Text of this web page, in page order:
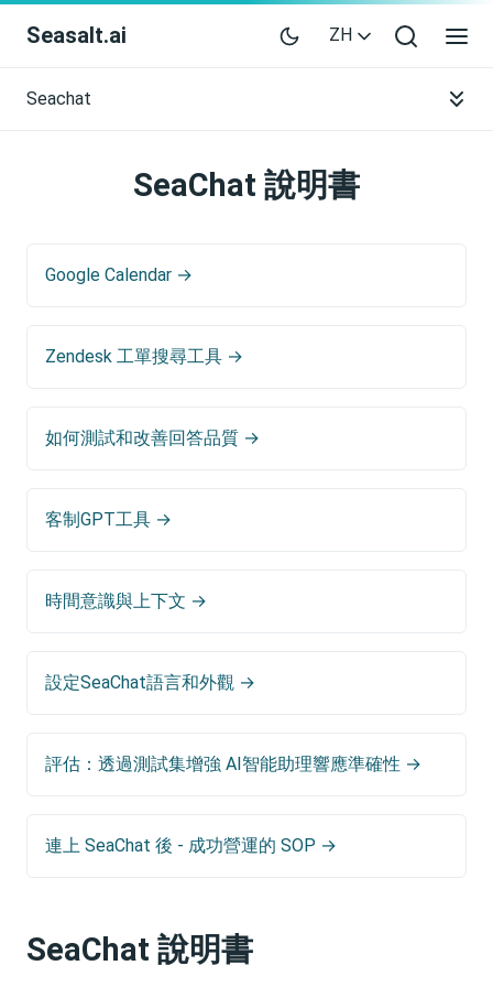
Seasalt.ai ZH
Seachat
SeaChat 說明書
Google Calendar →
Zendesk 工單搜尋工具 →
如何測試和改善回答品質 →
客制GPT工具 →
時間意識與上下文 →
設定SeaChat語言和外觀 →
評估：透過測試集增強 AI智能助理響應準確性 →
連上 SeaChat 後 - 成功營運的 SOP →
SeaChat 說明書